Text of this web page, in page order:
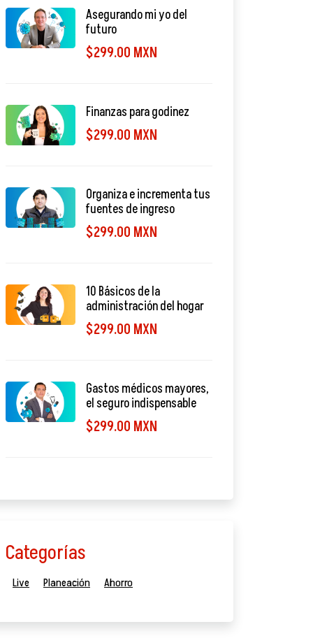
Asegurando mi yo del
futuro
$299.00 MXN
Finanzas para godinez
$299.00 MXN
Organiza e incrementa tus
fuentes de ingreso
$299.00 MXN
10 Básicos de la
administración del hogar
$299.00 MXN
Gastos médicos mayores,
el seguro indispensable
$299.00 MXN
Categorías
Live Planeación Ahorro